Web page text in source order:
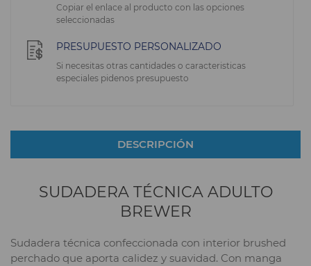
Copiar el enlace al producto con las opciones
seleccionadas
PRESUPUESTO PERSONALIZADO
Si necesitas otras cantidades o caracteristicas
especiales pidenos presupuesto
DESCRIPCIÓN
SUDADERA TÉCNICA ADULTO
BREWER
Sudadera técnica confeccionada con interior brushed
perchado que aporta calidez y suavidad. Con manga